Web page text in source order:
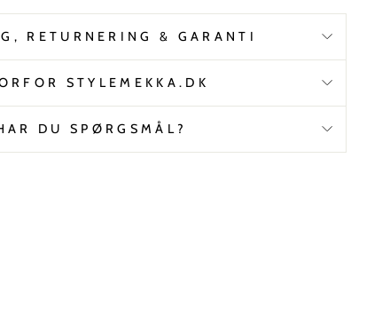
RETURNERING & GARANTI
STYLEMEKKA.DK
DU SPØRGSMÅL?